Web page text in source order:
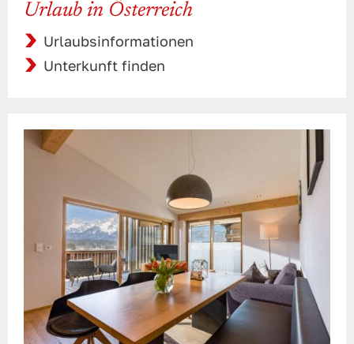
Urlaub in Österreich
Urlaubsinformationen
Unterkunft finden